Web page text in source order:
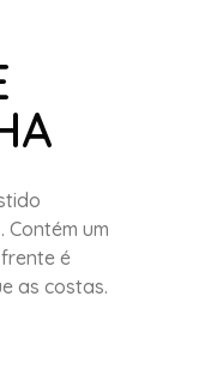
Contém um
é
as costas.